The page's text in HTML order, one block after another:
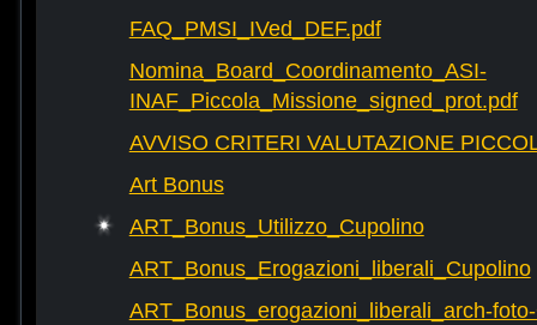
FAQ_PMSI_IVed_DEF.pdf
Nomina_Board_Coordinamento_ASI-
INAF_Piccola_Missione_signed_prot.pdf
AVVISO CRITERI VALUTAZIONE
Art Bonus
ART_Bonus_Utilizzo_Cupolino
ART_Bonus_Erogazioni_liberali_Cupolino
ART_Bonus_erogazioni_liberali_arch-